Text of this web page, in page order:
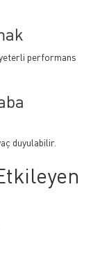
performans
duyulabilir.